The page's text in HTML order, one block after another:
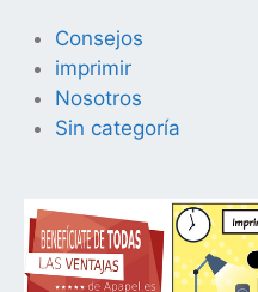
Consejos
imprimir
Nosotros
Sin categoría